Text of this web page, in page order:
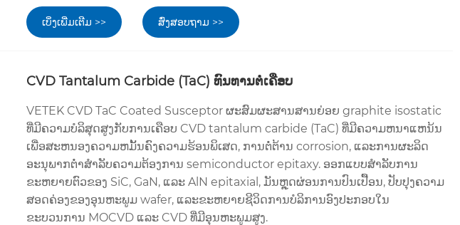
ເບິ່ງເພີ່ມເຕີມ >> ສົ່ງສອບຖາມ >>
CVD Tantalum Carbide (TaC) ທົນທານຕໍ່ເຄືອບ
VETEK CVD TaC Coated Susceptor ຜະສົມຜະສານສານຍ່ອຍ graphite isostatic
ທີ່ມີຄວາມບໍລິສຸດສູງກັບການເຄືອບ CVD tantalum carbide (TaC) ທີ່ມີຄວາມຫນາແຫນ້ນ
ເພື່ອສະຫນອງຄວາມຫມັ້ນຄົງຄວາມຮ້ອນພິເສດ, ການຕໍ່ຕ້ານ corrosion, ແລະການຜະລິດ
ອະນຸພາກຕ່ໍາສໍາລັບຄວາມຕ້ອງການ semiconductor epitaxy. ອອກແບບສໍາລັບການ
ຂະຫຍາຍຕົວຂອງ SiC, GaN, ແລະ AlN epitaxial, ມັນຫຼຸດຜ່ອນການປົນເປື້ອນ, ປັບປຸງຄວາມ
ສອດຄ່ອງຂອງອຸນຫະພູມ wafer, ແລະຂະຫຍາຍຊີວິດການບໍລິການອົງປະກອບໃນ
ຂະບວນການ MOCVD ແລະ CVD ທີ່ມີອຸນຫະພູມສູງ.